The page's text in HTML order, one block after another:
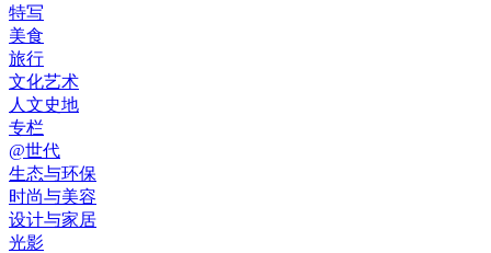
特写
美食
旅行
文化艺术
人文史地
专栏
@世代
生态与环保
时尚与美容
设计与家居
光影